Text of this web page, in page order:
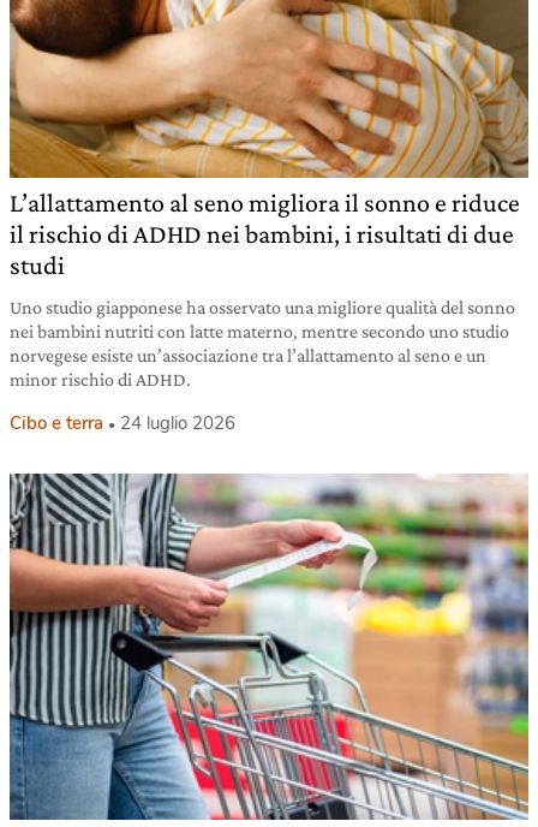
L’allattamento al seno migliora il sonno e riduce
il rischio di ADHD nei bambini, i risultati di due
studi
Uno studio giapponese ha osservato una migliore qualità del sonno
nei bambini nutriti con latte materno, mentre secondo uno studio
norvegese esiste un’associazione tra l’allattamento al seno e un
minor rischio di ADHD.
Cibo e terra 24 luglio 2026